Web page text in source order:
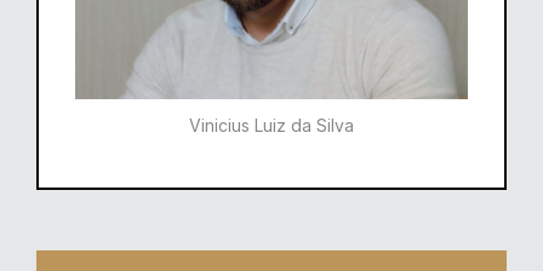
Vinicius Luiz da Silva